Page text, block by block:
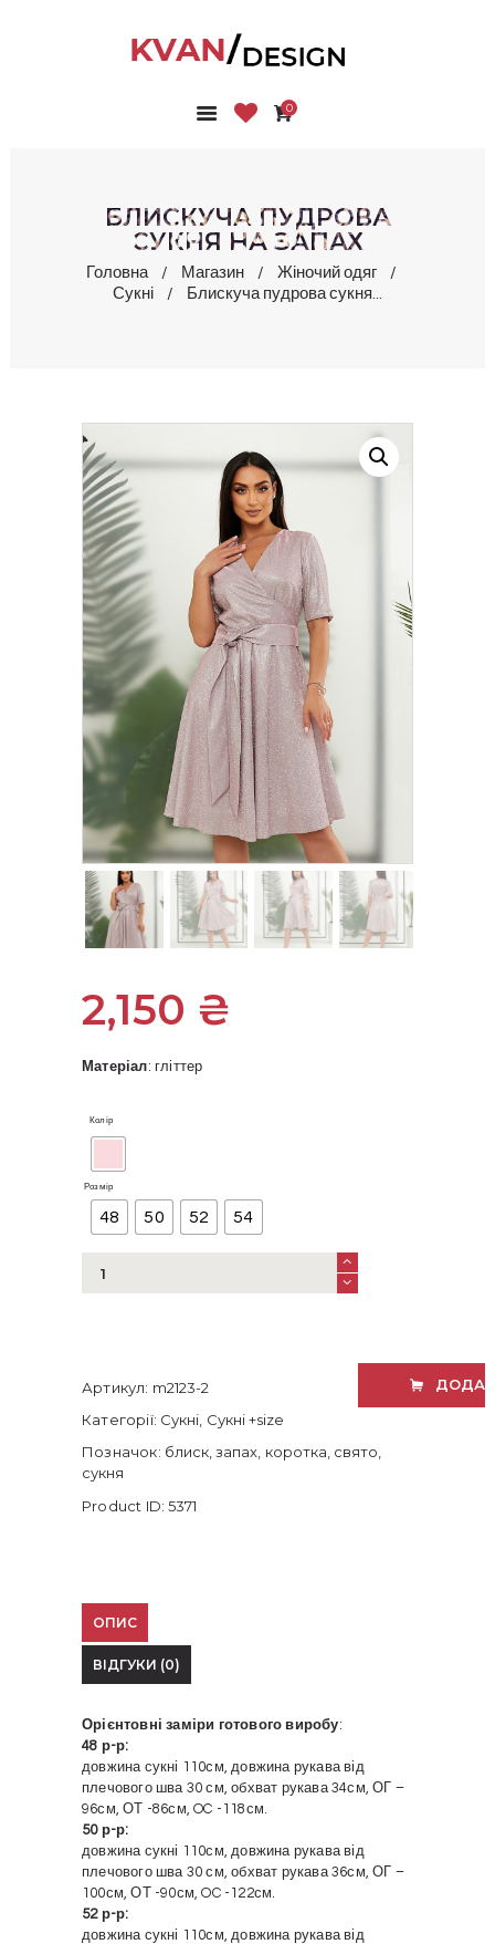
0
БЛИСКУЧА ПУДРОВА
СУКНЯ НА ЗАПАХ
Головна Магазин
Жіночий одяг
Сукні
Блискуча пудрова сукня...
ГОЛОВНА
ПРО НАС
КОНТАКТИ
2,150 ₴
Матеріал: гліттер
Колір
Розмір
48 50 52 54
пудрова
Артикул: m2123-2
Категорії: Сукні Сукні +size
Позначок: блиск,запах, коротка, свято,
сукня
Product ID:5371
ОПИС
ВІДГУКИ (0)
Орієнтовні заміри готового виробу:
48 р-р:
довжина сукні 110см, довжина рукава від
плечового шва 30 см, обхват рукава 34см, ОГ –
96см, ОТ -86см, OC -118см.
50 р-р:
довжина сукні 110см, довжина рукава від
плечового шва 30 см, обхват рукава 36см, ОГ –
100см, ОТ -90см, OC -122см.
52 р-р:
довжина сукні 110см, довжина рукава від